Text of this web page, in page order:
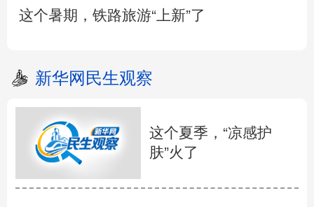
这个暑期，铁路旅游“上新”了
新华网民生观察
这个夏季，“凉感护
肤”火了